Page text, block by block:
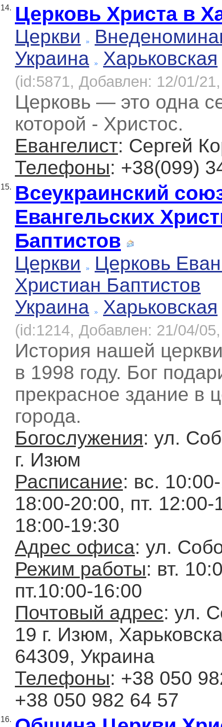
14. Церковь Христа в
Церкви
Украина
Харьковская
(id:5871, Добавлен: 12/01/
Церковь — это одна
которой - Христос.
Евангелист: Сергей
Телефоны: +38(099)
15. Всеукраинский
Евангельских
Баптистов
Церкви
Церковь
Христиан Баптистов
Украина
Харьковская
(id:1214, Добавлен: 21/04/
История нашей
в 1998 году. Бог
прекрасное здание в
города.
Богослужения: ул.
г. Изюм
Расписание: вс.
18:00-20:00, пт. 12:00-
18:00-19:30
Адрес офиса: ул.
Режим работы: вт.
пт.10:00-16:00
Почтовый адрес: ул.
19 г. Изюм,
64309, Украина
Телефоны: +38 050
+38 050 982 64 57
16.